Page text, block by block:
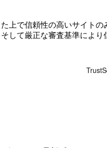
上で信頼性の高いサイト
して厳正な審査基準によ